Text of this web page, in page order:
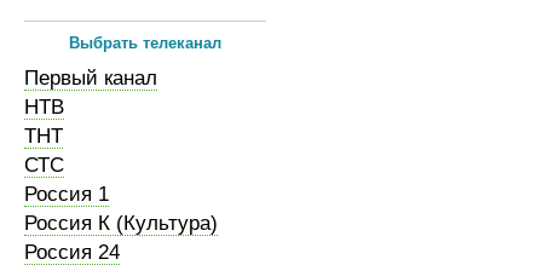
Выбрать телеканал
Первый канал
НТВ
ТНТ
СТС
Россия 1
Россия К (Культура)
Россия 24